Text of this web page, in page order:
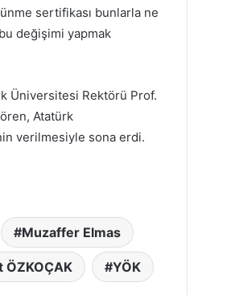
sertifikası bunlarla ne
değişimi yapmak
Üniversitesi Rektörü Prof.
Atatürk
verilmesiyle sona erdi.
Muzaffer Elmas
ÖZKOÇAK YÖK